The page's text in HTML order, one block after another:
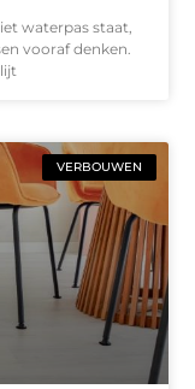
waterpas staat,
vooraf denken.
VERBOUWEN